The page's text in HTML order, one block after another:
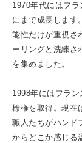
1970年代にはフ
にまで成長します
能性だけが重視さ
ーリングと洗練さ
を集めました。
1998年にはフラ
標権を取得。現在
職人たちがハンド
からどこか感じる